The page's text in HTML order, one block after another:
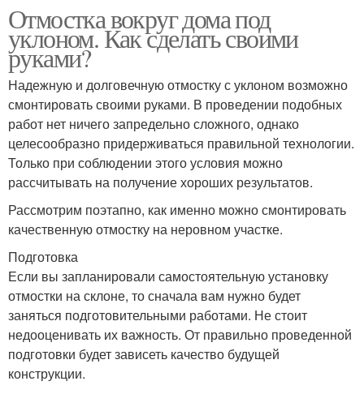
Отмостка вокруг дома под
уклоном. Как сделать своими
руками?
Надежную и долговечную отмостку с уклоном возможно
смонтировать своими руками. В проведении подобных
работ нет ничего запредельно сложного, однако
целесообразно придерживаться правильной технологии.
Только при соблюдении этого условия можно
рассчитывать на получение хороших результатов.
Рассмотрим поэтапно, как именно можно смонтировать
качественную отмостку на неровном участке.
Подготовка
Если вы запланировали самостоятельную установку
отмостки на склоне, то сначала вам нужно будет
заняться подготовительными работами. Не стоит
недооценивать их важность. От правильно проведенной
подготовки будет зависеть качество будущей
конструкции.